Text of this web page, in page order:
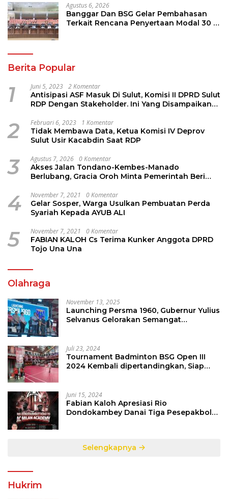
Agustus 6, 2026
Banggar Dan BSG Gelar Pembahasan
Terkait Rencana Penyertaan Modal 30 M
Berita Popular
1 Juni 5, 2023 2 Komentar
Antisipasi ASF Masuk Di Sulut, Komisi II DPRD Sulut
RDP Dengan Stakeholder. Ini Yang Disampaikan
2 Februari 6, 2023 1 Komentar
Tidak Membawa Data, Ketua Komisi IV Deprov
Sulut Usir Kacabdin Saat RDP
3 Agustus 7, 2026 0 Komentar
Akses Jalan Tondano-Kembes-Manado
Berlubang, Gracia Oroh Minta Pemerintah Beri
4 November 7, 2021 0 Komentar
Gelar Sosper, Warga Usulkan Pembuatan Perda
Syariah Kepada AYUB ALI
5 November 7, 2021 0 Komentar
FABIAN KALOH Cs Terima Kunker Anggota DPRD
Tojo Una Una
Olahraga
November 13, 2025
Launching Persma 1960, Gubernur Yulius
Selvanus Gelorakan Semangat
Juli 23, 2024
Tournament Badminton BSG Open III
2024 Kembali dipertandingkan, Siap
Juni 15, 2024
Fabian Kaloh Apresiasi Rio
Dondokambey Danai Tiga Pesepakbola
Selengkapnya
Hukrim